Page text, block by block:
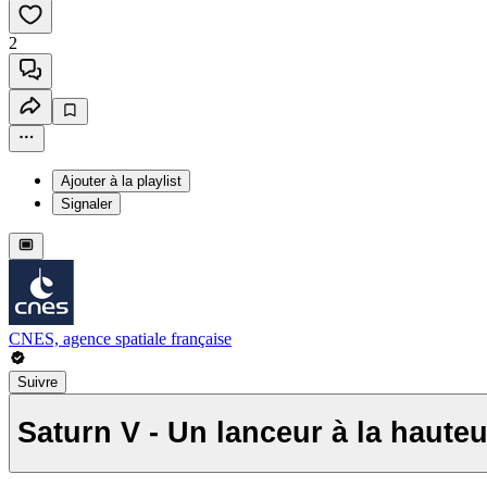
2
Ajouter à la playlist
Signaler
CNES, agence spatiale française
Suivre
Saturn V - Un lanceur à la